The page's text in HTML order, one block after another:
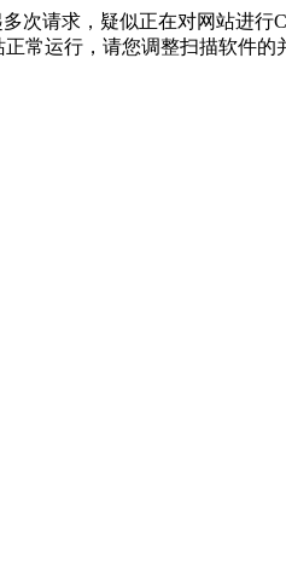
次请求，疑似正在对网站进
常运行，请您调整扫描软件